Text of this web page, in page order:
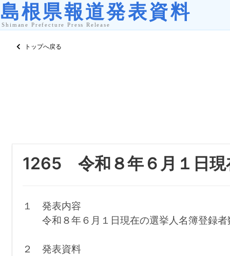
トップへ戻る
1265 令和８年６月１日現
１ 発表内容
令和８年６月１日現在の選挙人名簿登録者
２ 発表資料